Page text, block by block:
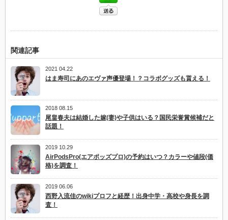
関連記事
2021 04.22
はま寿司にあのエヴァ声優登場！？コラボグッズも貰える！
2018 08.15
尾畠春夫は結婚した嫁(妻)や子供はいる？国民栄誉賞候補だと
話題！
2019 10.29
AirPodsPro(エアポッズプロ)の予約はいつ？カラーや値段(価
格)を調査！
2019 06.06
西野入流佳のwikiプロフと経歴！出身中学・高校や身長を調
査！